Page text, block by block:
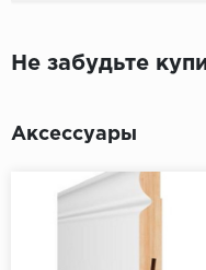
Не забудьте
Аксессуары